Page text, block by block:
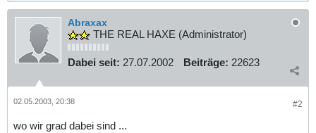
Abraxax
THE REAL HAXE (Administrator)
Dabei seit: 27.07.2002 Beiträge: 22623
#2
02.05.2003, 20:38
wo wir grad dabei sind ...